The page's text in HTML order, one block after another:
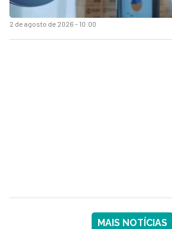
2 de agosto de 2026 - 10:00
MAIS NOTÍCIAS